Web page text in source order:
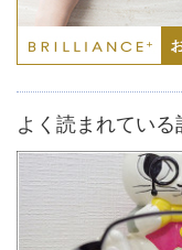
よく読まれている